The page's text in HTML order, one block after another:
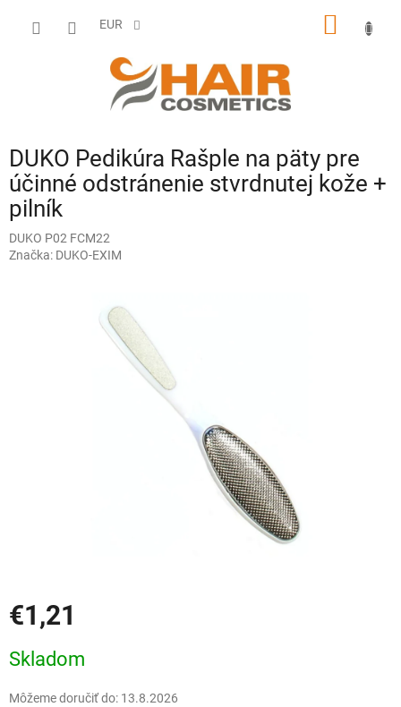
EUR
DUKO Pedikúra Rašple na päty pre
účinné odstránenie stvrdnutej kože +
pilník
DUKO P02 FCM22
Značka: DUKO-EXIM
€1,21
cena:
Skladom
Môžeme doručiť do: 13.8.2026